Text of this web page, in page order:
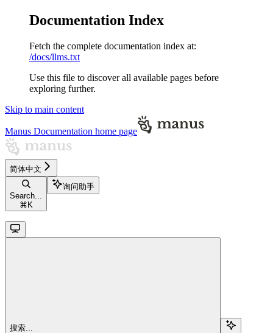
Documentation Index
Fetch the complete documentation index at:
/docs/llms.txt
Use this file to discover all available pages before
exploring further.
Skip to main content
Manus Documentation home page
简体中文
Search...
⌘ K
询问助手
搜索...